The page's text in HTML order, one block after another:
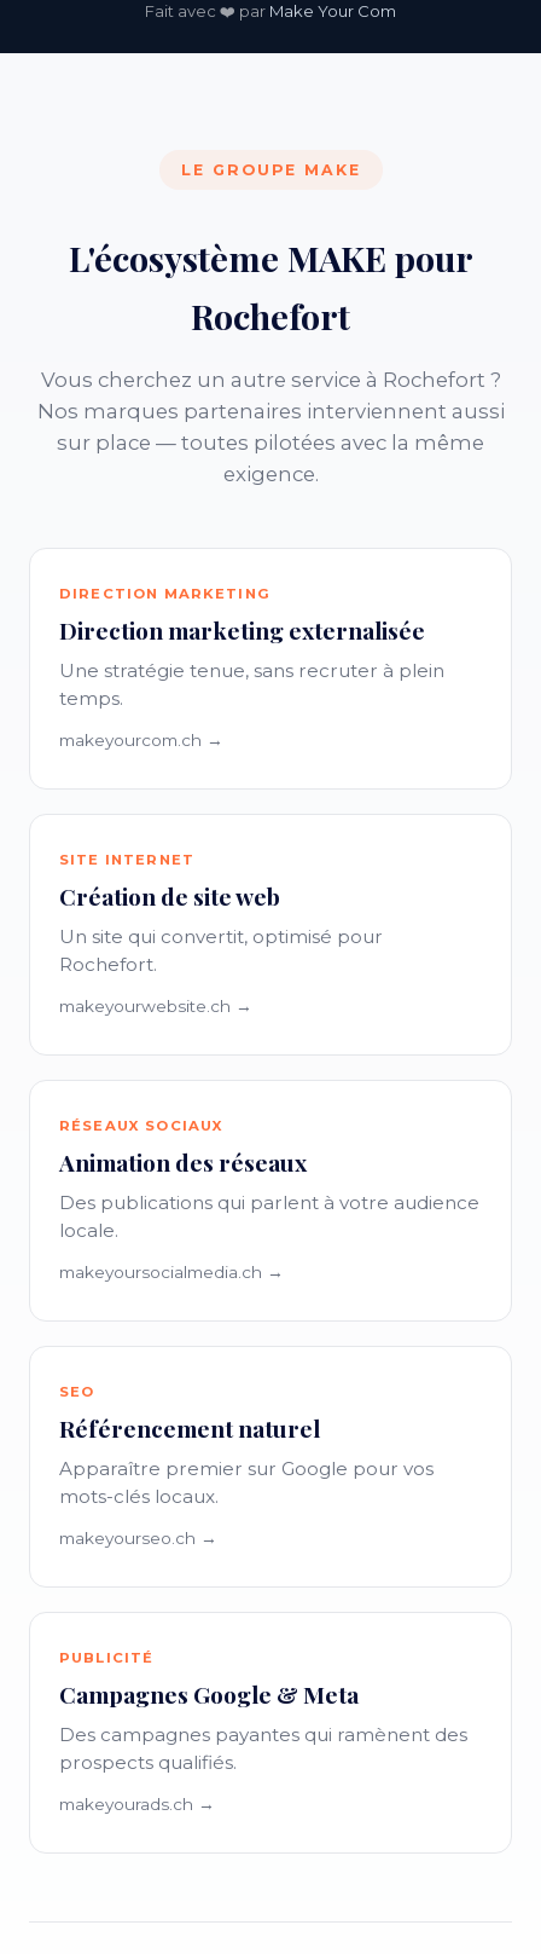
Fait avec ❤️ par Make Your Com
LE GROUPE MAKE
L'écosystème MAKE pour
Rochefort
Vous cherchez un autre service à Rochefort ?
Nos marques partenaires interviennent aussi
sur place — toutes pilotées avec la même
exigence.
DIRECTION MARKETING
Direction marketing externalisée
Une stratégie tenue, sans recruter à plein
temps.
makeyourcom.ch →
SITE INTERNET
Création de site web
Un site qui convertit, optimisé pour
Rochefort.
makeyourwebsite.ch →
RÉSEAUX SOCIAUX
Animation des réseaux
Des publications qui parlent à votre audience
locale.
makeyoursocialmedia.ch →
SEO
Référencement naturel
Apparaître premier sur Google pour vos
mots-clés locaux.
makeyourseo.ch →
PUBLICITÉ
Campagnes Google & Meta
Des campagnes payantes qui ramènent des
prospects qualifiés.
makeyourads.ch →